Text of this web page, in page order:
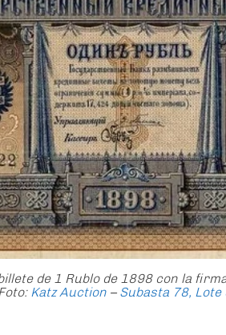
de 1 Rublo de 1898 con la
Katz Auction– Subasta 78, Lote